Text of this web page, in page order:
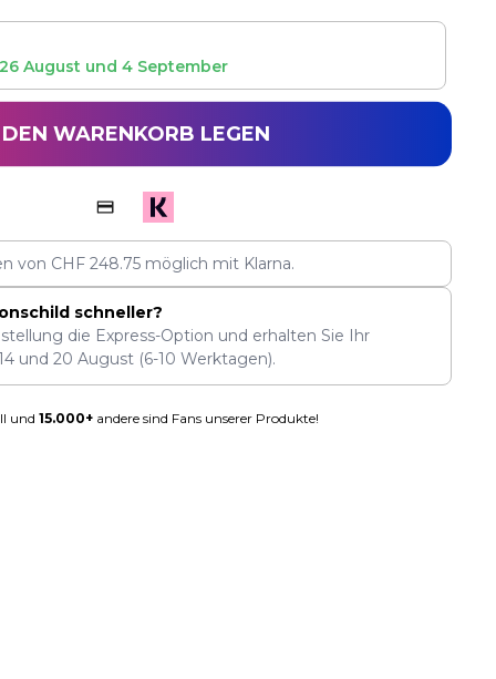
August und 4 September
WARENKORB LEGEN
von CHF 248.75 möglich mit Klarna.
schneller?
die Express-Option und erhalten Sie Ihr
und 20 August(6-10 Werktagen).
und 15.000+andere sind Fans unserer Produkte!